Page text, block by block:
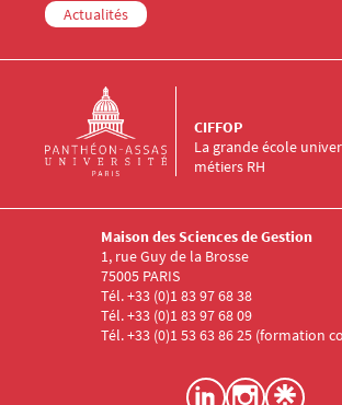
Actualités
La grande école
métiers RH
CIFFOP
Maison des Sciences de Gestion
1, rue Guy de la Brosse
75005 PARIS
Tél. +33 (0)1 83 97 68 38
Tél. +33 (0)1 83 97 68 09
Tél. +33 (0)1 53 63 86 25 (formation
Menu RS CIFFOP